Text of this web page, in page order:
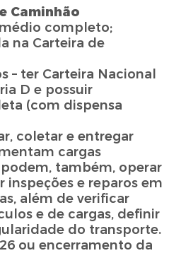
Caminhão
completo;
na Carteira de
– ter Carteira Nacional
D e possuir
(com dispensa
coletar e entregar
cargas
também, operar
e reparos em
além de verificar
e de cargas, definir
do transporte.
ou encerramento da